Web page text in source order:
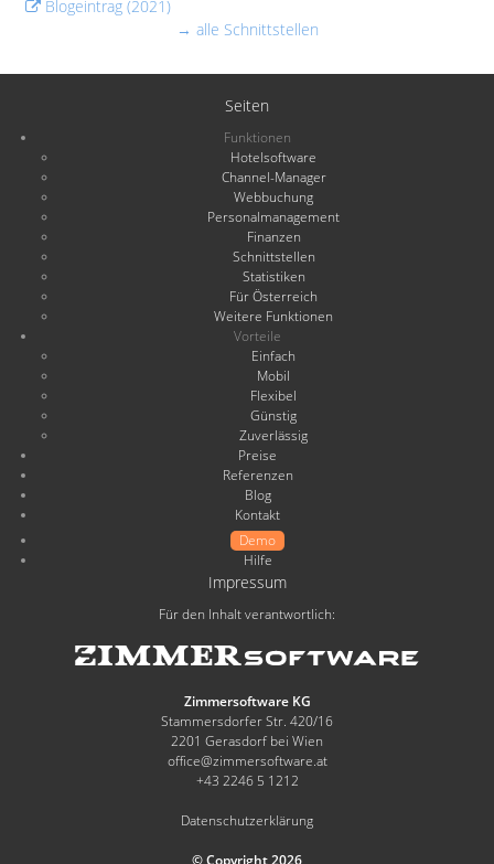
Blogeintrag (2021)
→ alle Schnittstellen
Seiten
Funktionen
Hotelsoftware
Channel-Manager
Webbuchung
Personalmanagement
Finanzen
Schnittstellen
Statistiken
Für Österreich
Weitere Funktionen
Vorteile
Einfach
Mobil
Flexibel
Günstig
Zuverlässig
Preise
Referenzen
Blog
Kontakt
Demo
Hilfe
Impressum
Für den Inhalt verantwortlich:
Zimmersoftware KG
Stammersdorfer Str. 420/16
2201 Gerasdorf bei Wien
office@zimmersoftware.at
+43 2246 5 1212
Datenschutzerklärung
© Copyright 2026